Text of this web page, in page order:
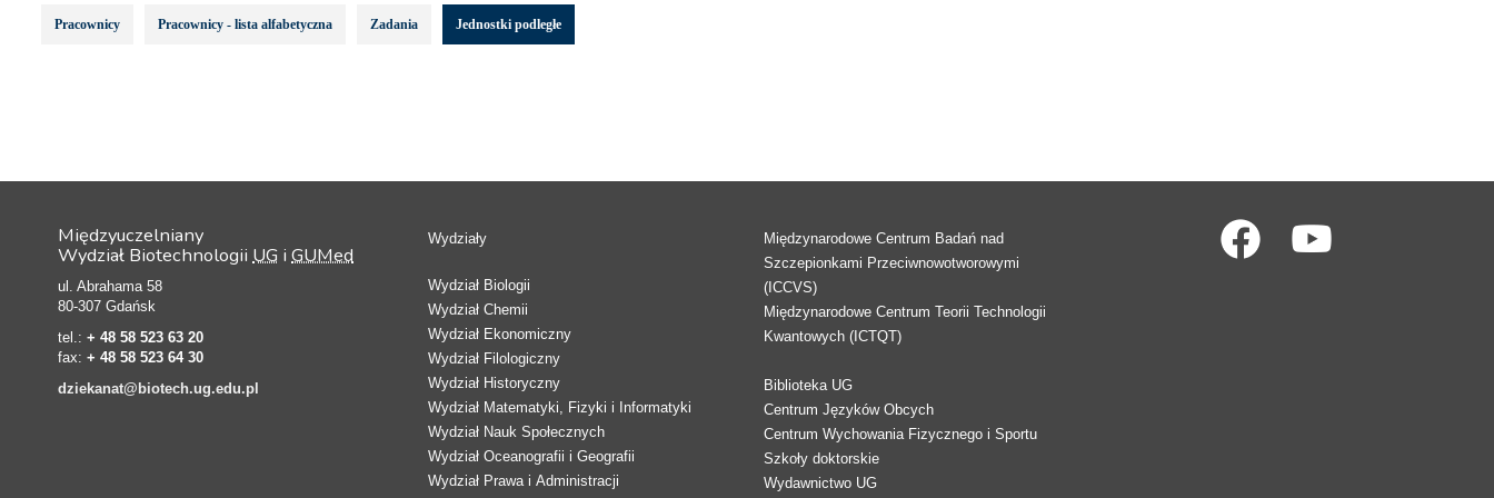
Pracownicy Pracownicy - lista alfabetyczna Zadania Jednostki podległe
Międzyuczelniany
Wydział Biotechnologii UG i GUMed
ul. Abrahama 58
80-307 Gdańsk
tel.: + 48 58 523 63 20
fax: + 48 58 523 64 30
dziekanat@biotech.ug.edu.pl
Wydziały
Wydział Biologii
Wydział Chemii
Wydział Ekonomiczny
Wydział Filologiczny
Wydział Historyczny
Wydział Matematyki, Fizyki i Informatyki
Wydział Nauk Społecznych
Wydział Oceanografii i Geografii
Wydział Prawa i Administracji
Międzynarodowe Centrum Badań nad
Szczepionkami Przeciwnowotworowymi
(ICCVS)
Międzynarodowe Centrum Teorii Technologii
Kwantowych (ICTQT)
Biblioteka UG
Centrum Języków Obcych
Centrum Wychowania Fizycznego i Sportu
Szkoły doktorskie
Wydawnictwo UG